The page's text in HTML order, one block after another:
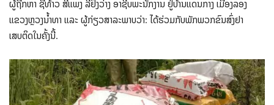
ຜູ້ຖືກຫາ ຊື່ທ້າວ ສີແພງ ລີຢົງວ່າງ ອາຊີບພະນັກງານ ຢູ່ບ້ານແດນກາງ ເມືອງລອງ
ແຂວງຫຼວງນໍ້າທາ ແລະ ຜູ້ກ່ຽວສາລະພາບວ່າ: ໄດ້ຮ່ວມກັບພັກພວກຂົນສົ່ງຢາ
ເສບຕິດໃນຄັ້ງນີ້.